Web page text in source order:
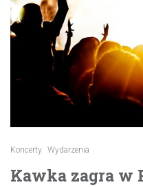
Koncerty Wydarzenia
Kawka zagra w